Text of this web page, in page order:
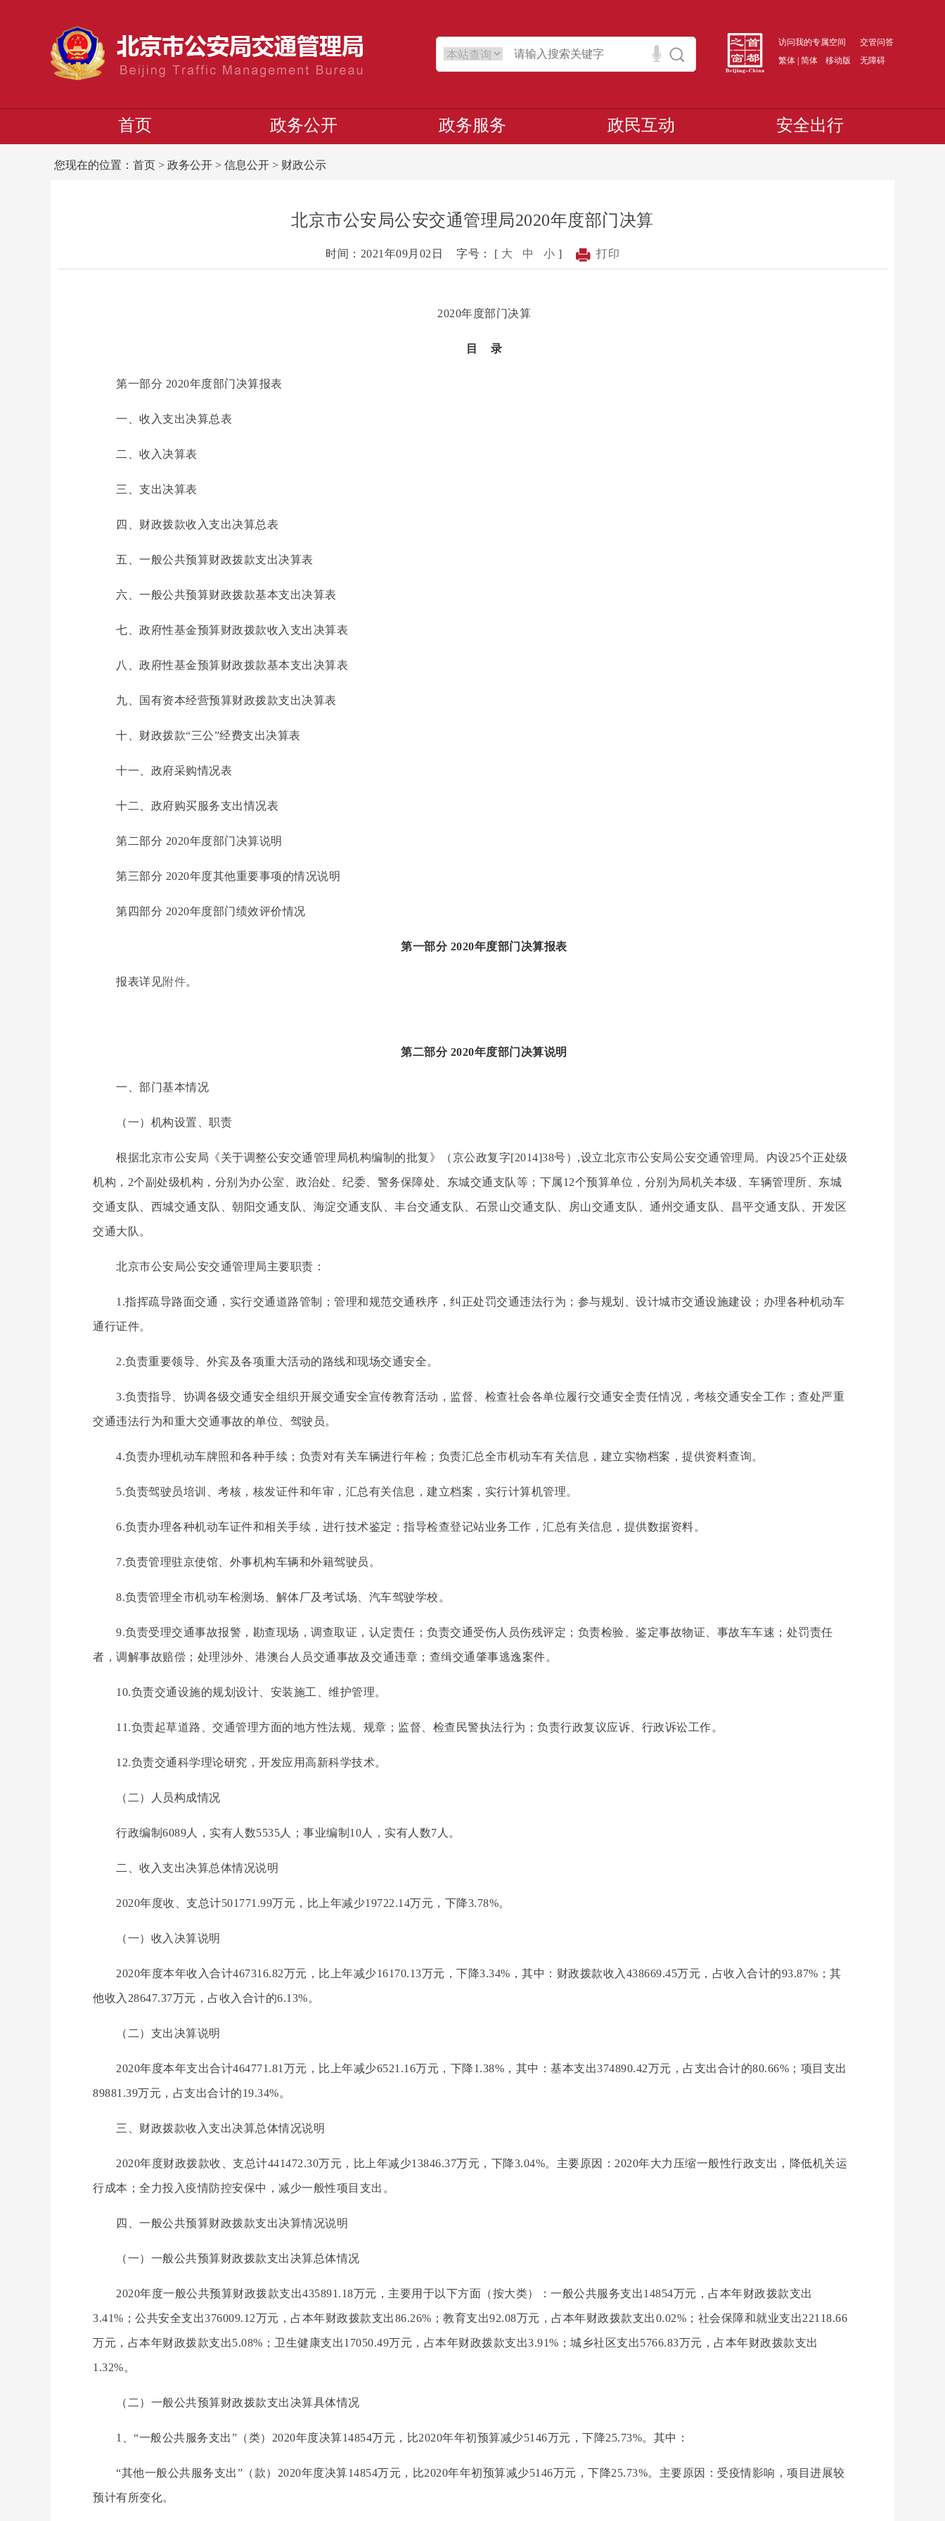
访问我的专属空间
交管问答
繁体 简体 移动版 无障碍
首页 政务公开 政务服务 政民互动 安全出行
您现在的位置： 首页 > 政务公开 > 信息公开 > 财政公示
北京市公安局公安交通管理局2020年度部门决算
时间：2021年09月02日 字号： [ 大 中 小 ] 打印
2020年度部门决算
目 录
第一部分 2020年度部门决算报表
一、收入支出决算总表
二、收入决算表
三、支出决算表
四、财政拨款收入支出决算总表
五、一般公共预算财政拨款支出决算表
六、一般公共预算财政拨款基本支出决算表
七、政府性基金预算财政拨款收入支出决算表
八、政府性基金预算财政拨款基本支出决算表
九、国有资本经营预算财政拨款支出决算表
十、财政拨款“三公”经费支出决算表
十一、政府采购情况表
十二、政府购买服务支出情况表
第二部分 2020年度部门决算说明
第三部分 2020年度其他重要事项的情况说明
第四部分 2020年度部门绩效评价情况
第一部分 2020年度部门决算报表
报表详见附件。
第二部分 2020年度部门决算说明
一、部门基本情况
（一）机构设置、职责
根据北京市公安局《关于调整公安交通管理局机构编制的批复》（京公政复字[2014]38号）,设立北京市公安局公安交通管理局。内设25个正处级
机构，2个副处级机构，分别为办公室、政治处、纪委、警务保障处、东城交通支队等；下属12个预算单位，分别为局机关本级、车辆管理所、东城
交通支队、西城交通支队、朝阳交通支队、海淀交通支队、丰台交通支队、石景山交通支队、房山交通支队、通州交通支队、昌平交通支队、开发区
交通大队。
北京市公安局公安交通管理局主要职责：
1.指挥疏导路面交通，实行交通道路管制；管理和规范交通秩序，纠正处罚交通违法行为；参与规划、设计城市交通设施建设；办理各种机动车
通行证件。
2.负责重要领导、外宾及各项重大活动的路线和现场交通安全。
3.负责指导、协调各级交通安全组织开展交通安全宣传教育活动，监督、检查社会各单位履行交通安全责任情况，考核交通安全工作；查处严重
交通违法行为和重大交通事故的单位、驾驶员。
4.负责办理机动车牌照和各种手续；负责对有关车辆进行年检；负责汇总全市机动车有关信息，建立实物档案，提供资料查询。
5.负责驾驶员培训、考核，核发证件和年审，汇总有关信息，建立档案，实行计算机管理。
6.负责办理各种机动车证件和相关手续，进行技术鉴定；指导检查登记站业务工作，汇总有关信息，提供数据资料。
7.负责管理驻京使馆、外事机构车辆和外籍驾驶员。
8.负责管理全市机动车检测场、解体厂及考试场、汽车驾驶学校。
9.负责受理交通事故报警，勘查现场，调查取证，认定责任；负责交通受伤人员伤残评定；负责检验、鉴定事故物证、事故车车速；处罚责任
者，调解事故赔偿；处理涉外、港澳台人员交通事故及交通违章；查缉交通肇事逃逸案件。
10.负责交通设施的规划设计、安装施工、维护管理。
11.负责起草道路、交通管理方面的地方性法规、规章；监督、检查民警执法行为；负责行政复议应诉、行政诉讼工作。
12.负责交通科学理论研究，开发应用高新科学技术。
（二）人员构成情况
行政编制6089人，实有人数5535人；事业编制10人，实有人数7人。
二、收入支出决算总体情况说明
2020年度收、支总计501771.99万元，比上年减少19722.14万元，下降3.78%。
（一）收入决算说明
2020年度本年收入合计467316.82万元，比上年减少16170.13万元，下降3.34%，其中：财政拨款收入438669.45万元，占收入合计的93.87%；其
他收入28647.37万元，占收入合计的6.13%。
（二）支出决算说明
2020年度本年支出合计464771.81万元，比上年减少6521.16万元，下降1.38%，其中：基本支出374890.42万元，占支出合计的80.66%；项目支出
89881.39万元，占支出合计的19.34%。
三、财政拨款收入支出决算总体情况说明
2020年度财政拨款收、支总计441472.30万元，比上年减少13846.37万元，下降3.04%。主要原因：2020年大力压缩一般性行政支出，降低机关运
行成本；全力投入疫情防控安保中，减少一般性项目支出。
四、一般公共预算财政拨款支出决算情况说明
（一）一般公共预算财政拨款支出决算总体情况
2020年度一般公共预算财政拨款支出435891.18万元，主要用于以下方面（按大类）：一般公共服务支出14854万元，占本年财政拨款支出
3.41%；公共安全支出376009.12万元，占本年财政拨款支出86.26%；教育支出92.08万元，占本年财政拨款支出0.02%；社会保障和就业支出22118.66
万元，占本年财政拨款支出5.08%；卫生健康支出17050.49万元，占本年财政拨款支出3.91%；城乡社区支出5766.83万元，占本年财政拨款支出
1.32%。
（二）一般公共预算财政拨款支出决算具体情况
1 、“一般公共服务支出”（类）2020年度决算14854万元，比2020年年初预算减少5146万元，下降25.73%。其中：
“其他一般公共服务支出”（款）2020年度决算14854万元，比2020年年初预算减少5146万元，下降25.73%。主要原因：受疫情影响，项目进展较
预计有所变化。